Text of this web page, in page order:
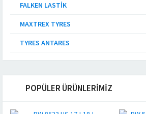
FALKEN LASTIK
MAXTREX TYRES
TYRES ANTARES
POPÜLER ÜRÜNLERİMİZ